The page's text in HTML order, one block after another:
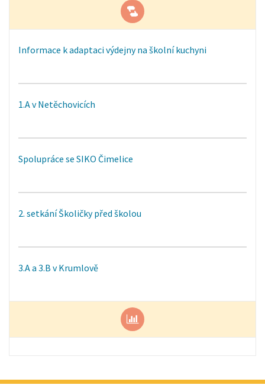
Informace k adaptaci výdejny na školní kuchyni
1.A v Netěchovicích
Spolupráce se SIKO Čimelice
2. setkání Školičky před školou
3.A a 3.B v Krumlově